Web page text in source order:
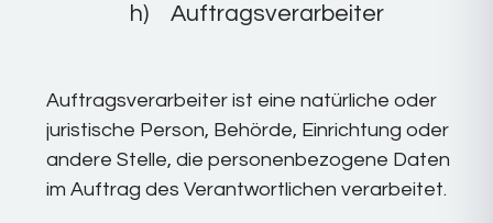
h) Auftragsverarbeiter
Auftragsverarbeiter ist eine natürliche oder
juristische Person, Behörde, Einrichtung oder
andere Stelle, die personenbezogene Daten
im Auftrag des Verantwortlichen verarbeitet.